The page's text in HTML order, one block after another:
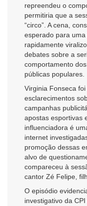
repreendeu o
permitiria que a
“circo”. A cena,
esperado para
rapidamente
debates sobre a
comportamento
públicas populares.
Virginia Fonseca
esclarecimentos
campanhas
apostas esportivas
influenciadora é
internet
promoção dessas
alvo de
compareceu à
cantor Zé Felipe,
O episódio
investigativo da